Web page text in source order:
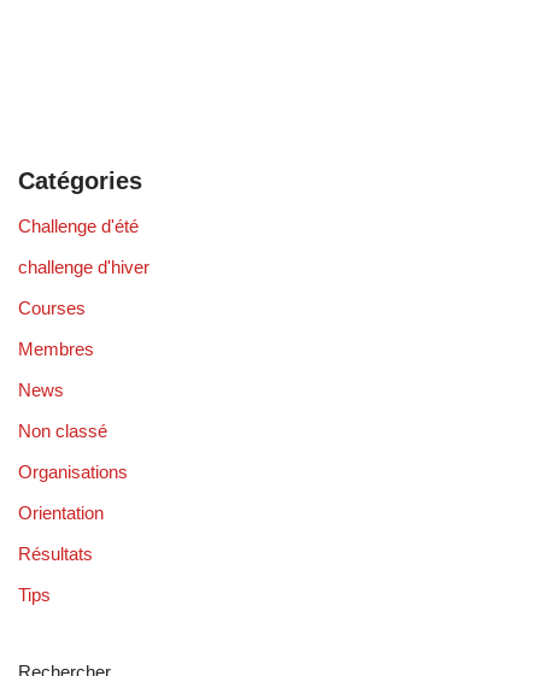
Catégories
Challenge d'été
challenge d'hiver
Courses
Membres
News
Non classé
Organisations
Orientation
Résultats
Tips
Rechercher